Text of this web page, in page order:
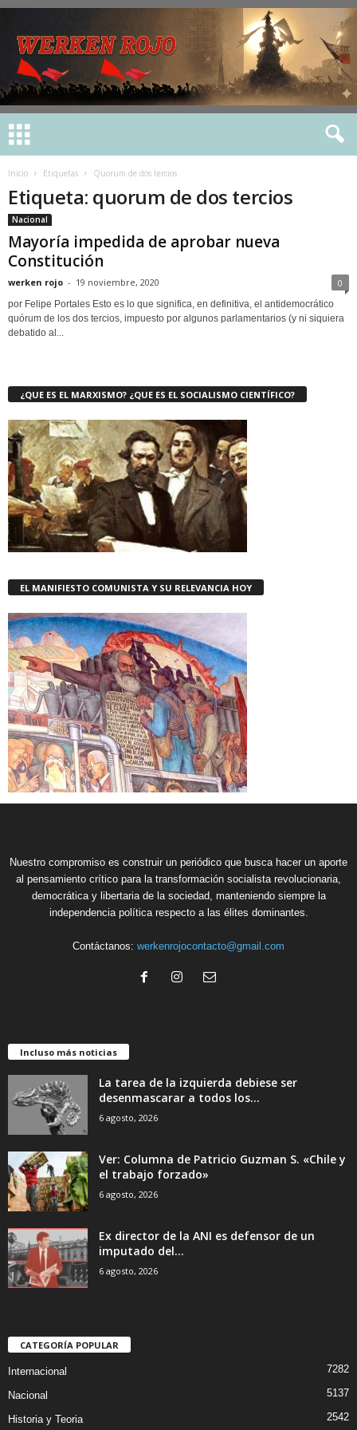
Inicio Etiquetas Quorum de dos tercios
Etiqueta: quorum de dos tercios
Nacional
Mayoría impedida de aprobar nueva
Constitución
werken rojo - 19 noviembre, 2020 0
por Felipe Portales Esto es lo que significa, en definitiva, el antidemocrático
quórum de los dos tercios, impuesto por algunos parlamentarios (y ni siquiera
debatido al...
¿QUE ES EL MARXISMO? ¿QUE ES EL SOCIALISMO CIENTÍFICO?
EL MANIFIESTO COMUNISTA Y SU RELEVANCIA HOY
Nuestro compromiso es construir un periódico que busca hacer un aporte
al pensamiento crítico para la transformación socialista revolucionaria,
democrática y libertaria de la sociedad, manteniendo siempre la
independencia política respecto a las élites dominantes.
Contáctanos: werkenrojocontacto@gmail.com
Incluso más noticias
La tarea de la izquierda debiese ser
desenmascarar a todos los...
6 agosto, 2026
Ver: Columna de Patricio Guzman S. «Chile y
el trabajo forzado»
6 agosto, 2026
Ex director de la ANI es defensor de un
imputado del...
6 agosto, 2026
CATEGORÍA POPULAR
Internacional 7282
Nacional 5137
Historia y Teoria 2542